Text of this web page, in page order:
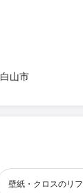
白山市
壁紙・クロスのリ